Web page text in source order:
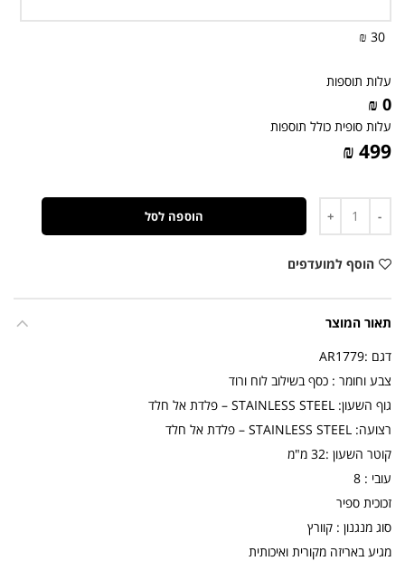
30 ₪
עלות תוספות
0 ₪
עלות סופית כולל תוספות
499 ₪
הוספה לסל
הוסף למועדפים
תאור המוצר
דגם :AR1779
צבע וחומר : כסף בשילוב לוח ורוד
גוף השעון: STAINLESS STEEL – פלדת אל חלד
רצועה: STAINLESS STEEL – פלדת אל חלד
קוטר השעון :32 מ"מ
עובי : 8
זכוכית ספיר
סוג מנגנון : קוורץ
מגיע באריזה מקורית ואיכותית